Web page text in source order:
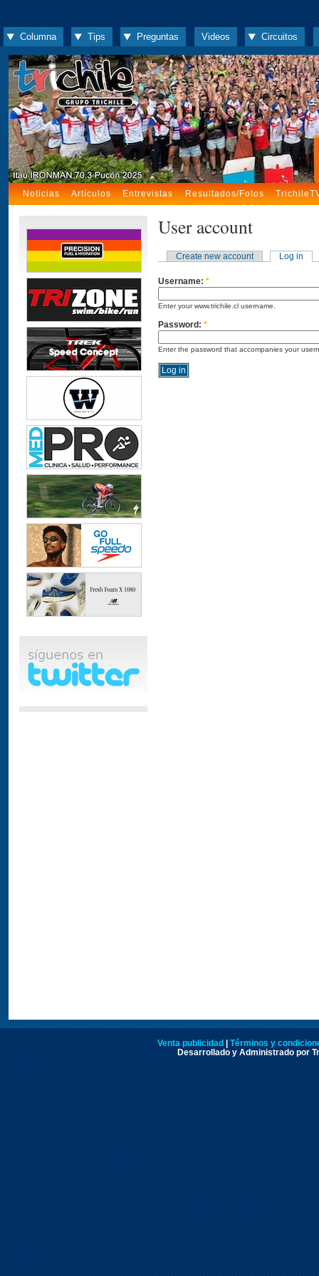
Columna Tips Preguntas Videos Circuitos
Noticias Artículos Entrevistas Resultados/Fotos
User account
Create new account Log in
Username: *
Enter your www.trichile.cl username.
Password: *
Enter the password that accompanies your
Venta publicidad
Términos y
Desarrollado y Administrado por